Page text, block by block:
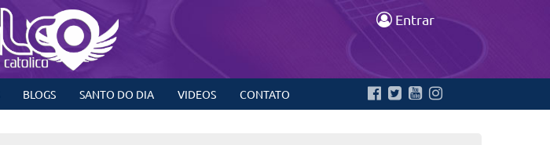
Entrar
BLOGS SANTO DO DIA VIDEOS CONTATO